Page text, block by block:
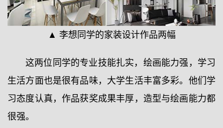
▲ 李想同学的家装设计作品两幅
这两位同学的专业技能扎实，绘画能力强，学习
生活方面也是很有品味，大学生活丰富多彩。他们学
习态度认真，作品获奖成果丰厚，造型与绘画能力都
很强。